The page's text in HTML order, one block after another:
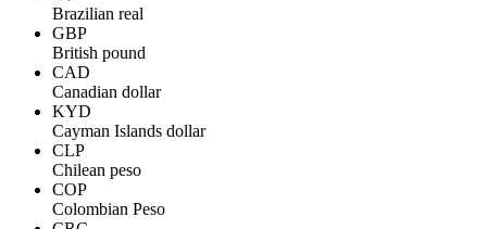
Brazilian real
GBP
British pound
CAD
Canadian dollar
KYD
Cayman Islands dollar
CLP
Chilean peso
COP
Colombian Peso